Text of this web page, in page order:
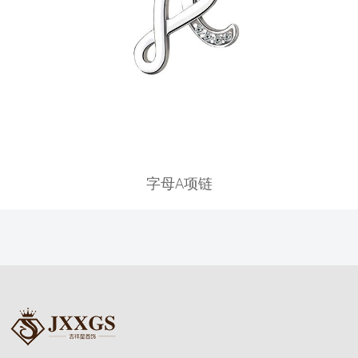
字母A项链